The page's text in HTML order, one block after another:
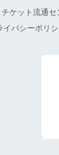
チケット流通セ
イバシーポリ